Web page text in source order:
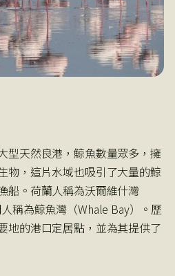
型天然良港，鯨魚數量眾多，擁
物，這片水域也吸引了大量的鯨
船。荷蘭人稱為沃爾維什灣
人稱為鯨魚灣（Whale Bay）。歷
地的港口定居點，並為其提供了